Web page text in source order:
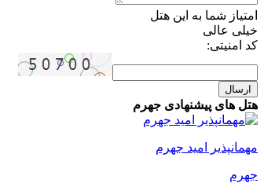
امتیاز شما به این هتل
خیلی عالی
کد امنیتی:
ارسال
هتل های پیشنهادی جهرم
مهمانپذیر امید جهرم
جهرم